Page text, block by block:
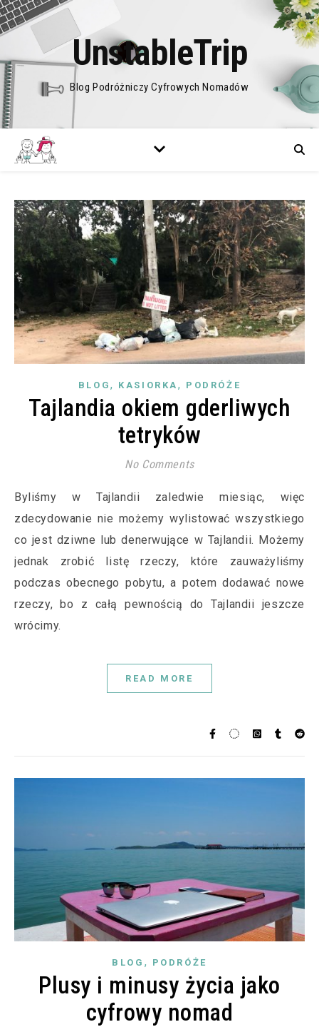
UnstableTrip
Blog Podróżniczy Cyfrowych Nomadów
BLOG, KASIORKA , PODRÓŻE
Tajlandia okiem gderliwych
tetryków
No Comments
Byliśmy w Tajlandii zaledwie miesiąc, więc
zdecydowanie nie możemy wylistować wszystkiego
co jest dziwne lub denerwujące w Tajlandii. Możemy
jednak zrobić listę rzeczy, które zauważyliśmy
podczas obecnego pobytu, a potem dodawać nowe
rzeczy, bo z całą pewnością do Tajlandii jeszcze
wrócimy.
READ MORE
BLOG , PODRÓŻE
Plusy i minusy życia jako
cyfrowy nomad